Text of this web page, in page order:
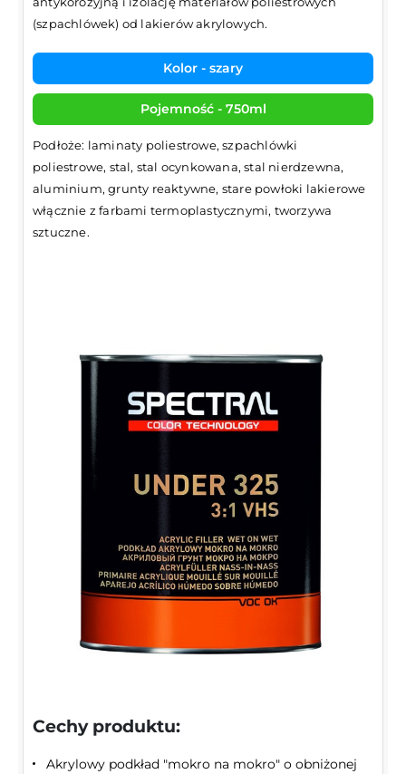
(szpachlówek) od lakierów akrylowych.
Kolor - szary
Pojemność - 750ml
Podłoże: laminaty poliestrowe, szpachlówki
poliestrowe, stal, stal ocynkowana, stal nierdzewna,
aluminium, grunty reaktywne, stare powłoki lakierowe
włącznie z farbami termoplastycznymi, tworzywa
sztuczne.
Cechy produktu:
Akrylowy podkład "mokro na mokro" o obniżonej